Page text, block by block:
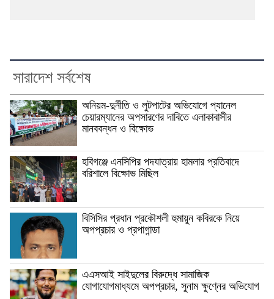
সারাদেশ সর্বশেষ
অনিয়ম-দুর্নীতি ও লুটপাটের অভিযোগে প্যানেল
চেয়ারম্যানের অপসারণের দাবিতে এলাকাবাসীর
মানববন্ধন ও বিক্ষোভ
হবিগঞ্জে এনসিপির পদযাত্রায় হামলার প্রতিবাদে
বরিশালে বিক্ষোভ মিছিল
বিসিসির প্রধান প্রকৌশলী হুমায়ুন কবিরকে নিয়ে
অপপ্রচার ও প্রপাগান্ডা
এএসআই সাইদুলের বিরুদ্ধে সামাজিক
যোগাযোগমাধ্যমে অপপ্রচার, সুনাম ক্ষুণ্নের অভিযোগ